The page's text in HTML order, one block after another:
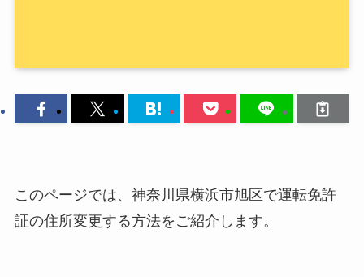
このページでは、神奈川県横浜市旭区で運転免許
証の住所変更する方法をご紹介します。